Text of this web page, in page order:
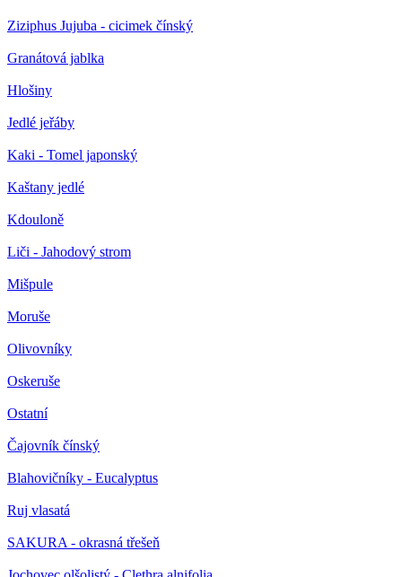
Ziziphus Jujuba - cicimek čínský
Granátová jablka
Hlošiny
Jedlé jeřáby
Kaki - Tomel japonský
Kaštany jedlé
Kdouloně
Liči - Jahodový strom
Mišpule
Moruše
Olivovníky
Oskeruše
Ostatní
Čajovník čínský
Blahovičníky - Eucalyptus
Ruj vlasatá
SAKURA - okrasná třešeň